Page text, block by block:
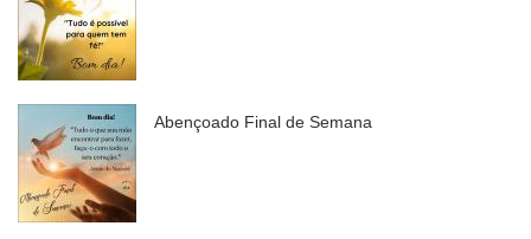
Abençoado Final de Semana